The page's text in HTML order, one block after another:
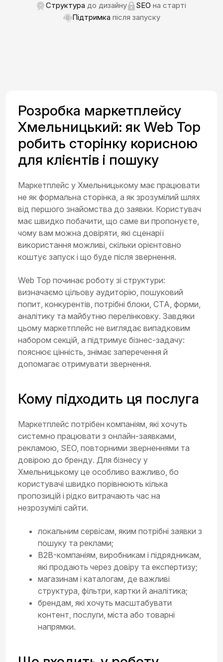
Структура до дизайну SEO на старті
Підтримка після запуску
Розробка маркетплейсу
Хмельницький: як Web Top
робить сторінку корисною
для клієнтів і пошуку
Маркетплейс у Хмельницькому має працювати
не як формальна сторінка, а як зрозумілий шлях
від першого знайомства до заявки. Користувач
має швидко побачити, що саме ви пропонуєте,
чому вам можна довіряти, які сценарії
використання можливі, скільки орієнтовно
коштує запуск і що буде після звернення.
Web Top починає роботу зі структури:
визначаємо цільову аудиторію, пошуковий
попит, конкурентів, потрібні блоки, CTA, форми,
аналітику та майбутню перелінковку. Завдяки
цьому маркетплейс не виглядає випадковим
набором секцій, а підтримує бізнес-задачу:
пояснює цінність, знімає заперечення й
допомагає отримувати звернення.
Кому підходить ця послуга
Маркетплейс потрібен компаніям, які хочуть
системно працювати з онлайн-заявками,
рекламою, SEO, повторними зверненнями та
довірою до бренду. Для бізнесу у
Хмельницькому це особливо важливо, бо
користувачі швидко порівнюють кілька
пропозицій і рідко витрачають час на
незрозумілі сайти.
локальним сервісам, яким потрібні заявки з
пошуку та реклами;
B2B-компаніям, виробникам і підрядникам,
які продають через довіру та експертизу;
магазинам і каталогам, де важливі
структура, фільтри, картки й аналітика;
брендам, які хочуть масштабувати
контент, послуги, міста або товарні
напрямки.